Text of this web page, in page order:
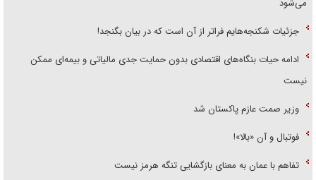
جزئیات شکنجه‌هایم فراتر از آن است که در بیان بگنجد!
ادامه حیات بنگاه‌های اقتصادی بدون حمایت جدی مالیاتی و بیمه‌ای ممکن
نیست
وزیر صمت عازم پاکستان شد
فوتبال و آن «بالا»!
تفاهم با عمان به معنای بازگشایی تنگه هرمز نیست